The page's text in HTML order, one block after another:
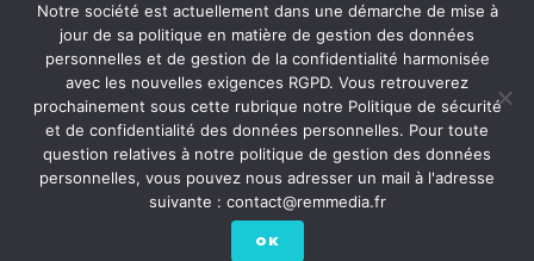
Notre société est actuellement dans une démarche de mise à
jour de sa politique en matière de gestion des données
personnelles et de gestion de la confidentialité harmonisée
avec les nouvelles exigences RGPD. Vous retrouverez
prochainement sous cette rubrique notre Politique de sécurité
et de confidentialité des données personnelles. Pour toute
question relatives à notre politique de gestion des données
personnelles, vous pouvez nous adresser un mail à l'adresse
suivante : contact@remmedia.fr
OK